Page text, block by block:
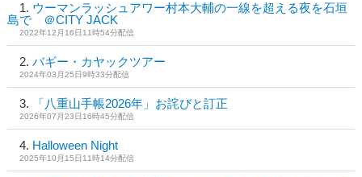
ウーマンラッシュアワー村本大輔の一線を超える夜を石垣
島で ＠CITY JACK
2022年12月16日11時54分配信
バギー・カヤックツアー
2024年03月25日9時33分配信
「八重山手帳2026年」お詫びと訂正
2026年07月23日16時45分配信
Halloween Night
2025年10月15日11時14分配信